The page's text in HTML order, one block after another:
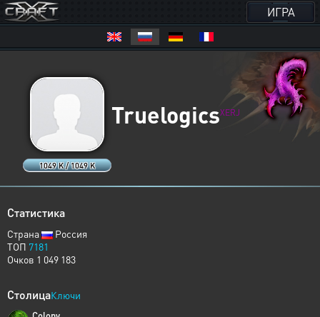
ИГРА
1049 K / 1049 K
TruelogicsXERJ
Статистика
Страна
Россия
ТОП 7181
Очков 1 049 183
СтолицаКлючи